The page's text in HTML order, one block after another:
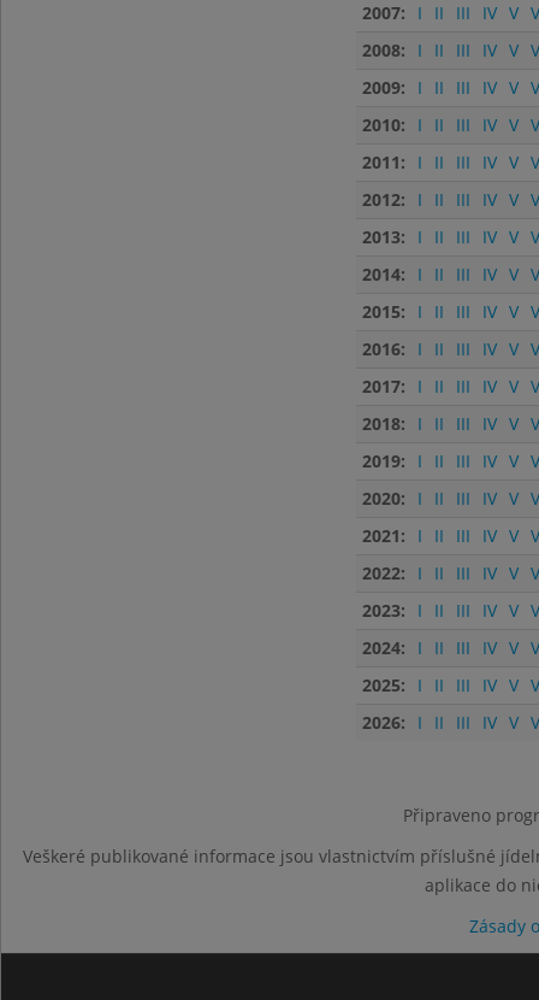
2007:
I II III IV V
2008:
I II III IV V
2009:
I II III IV V
2010:
I II III IV V
2011:
I II III IV V
2012:
I II III IV V
2013:
I II III IV V
2014:
I II III IV V
2015:
I II III IV V
2016:
I II III IV V
2017:
I II III IV V
2018:
I II III IV V
2019:
I II III IV V
2020:
I II III IV V
2021:
I II III IV V
2022:
I II III IV V
2023:
I II III IV V
2024:
I II III IV V
2025:
I II III IV V
2026:
I II III IV V
Připraveno
Veškeré publikované informace jsou vlastnictvím příslušné
aplikace do
Zásady